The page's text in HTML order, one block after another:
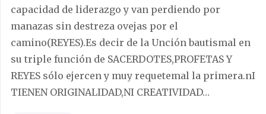
capacidad de liderazgo y van perdiendo por
manazas sin destreza ovejas por el
camino(REYES).Es decir de la Unción bautismal en
su triple función de SACERDOTES,PROFETAS Y
REYES sólo ejercen y muy requetemal la primera.nI
TIENEN ORIGINALIDAD,NI CREATIVIDAD…